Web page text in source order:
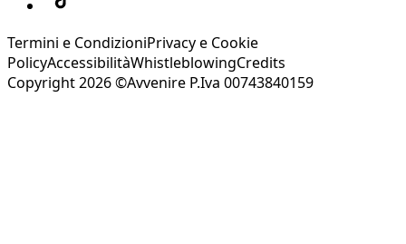
Termini e CondizioniPrivacy e Cookie
PolicyAccessibilitàWhistleblowingCredits
Copyright 2026 ©Avvenire P.Iva 00743840159